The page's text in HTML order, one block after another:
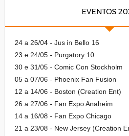
EVENTOS
24 a 26/04 - Jus in Bello 16
23 e 24/05 - Purgatory 10
30 e 31/05 - Comic Con Stockholm
05 a 07/06 - Phoenix Fan Fusion
12 a 14/06 - Boston (Creation Ent)
26 a 27/06 - Fan Expo Anaheim
14 a 16/08 - Fan Expo Chicago
21 a 23/08 - New Jersey (Creation